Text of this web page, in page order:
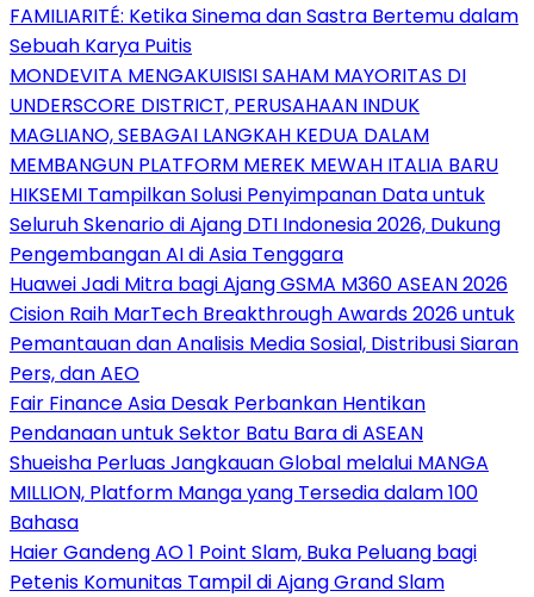
FAMILIARITÉ: Ketika Sinema dan Sastra Bertemu dalam
Sebuah Karya Puitis
MONDEVITA MENGAKUISISI SAHAM MAYORITAS DI
UNDERSCORE DISTRICT, PERUSAHAAN INDUK
MAGLIANO, SEBAGAI LANGKAH KEDUA DALAM
MEMBANGUN PLATFORM MEREK MEWAH ITALIA BARU
HIKSEMI Tampilkan Solusi Penyimpanan Data untuk
Seluruh Skenario di Ajang DTI Indonesia 2026, Dukung
Pengembangan AI di Asia Tenggara
Huawei Jadi Mitra bagi Ajang GSMA M360 ASEAN 2026
Cision Raih MarTech Breakthrough Awards 2026 untuk
Pemantauan dan Analisis Media Sosial, Distribusi Siaran
Pers, dan AEO
Fair Finance Asia Desak Perbankan Hentikan
Pendanaan untuk Sektor Batu Bara di ASEAN
Shueisha Perluas Jangkauan Global melalui MANGA
MILLION, Platform Manga yang Tersedia dalam 100
Bahasa
Haier Gandeng AO 1 Point Slam, Buka Peluang bagi
Petenis Komunitas Tampil di Ajang Grand Slam